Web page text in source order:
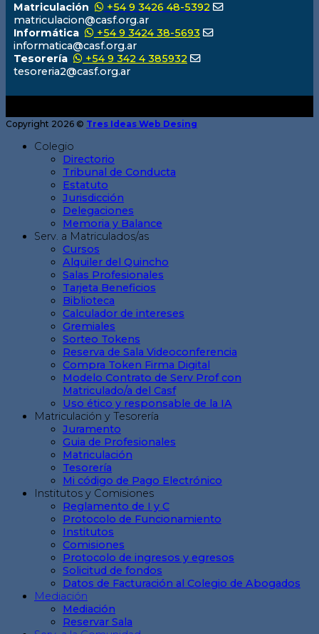
Matriculación
+54 9 3426 48-5392
matriculacion@casf.org.ar
Informática
+54 9 3424 38-5693
informatica@casf.org.ar
Tesorería
+54 9 342 4 385932
tesoreria2@casf.org.ar
Copyright 2026 © Tres Ideas Web Desing
Colegio
Directorio
Tribunal de Conducta
Estatuto
Jurisdicción
Delegaciones
Memoria y Balance
Serv. a Matriculados/as
Cursos
Alquiler del Quincho
Salas Profesionales
Tarjeta Beneficios
Biblioteca
Calculador de intereses
Gremiales
Sorteo Tokens
Reserva de Sala Videoconferencia
Compra Token Firma Digital
Modelo Contrato de Serv Prof con
Matriculado/a del Casf
Uso ético y responsable de la IA
Matriculación y Tesorería
Juramento
Guia de Profesionales
Matriculación
Tesorería
Mi código de Pago Electrónico
Institutos y Comisiones
Reglamento de I y C
Protocolo de Funcionamiento
Institutos
Comisiones
Protocolo de ingresos y egresos
Solicitud de fondos
Datos de Facturación al Colegio de Abogados
Mediación
Mediación
Reservar Sala